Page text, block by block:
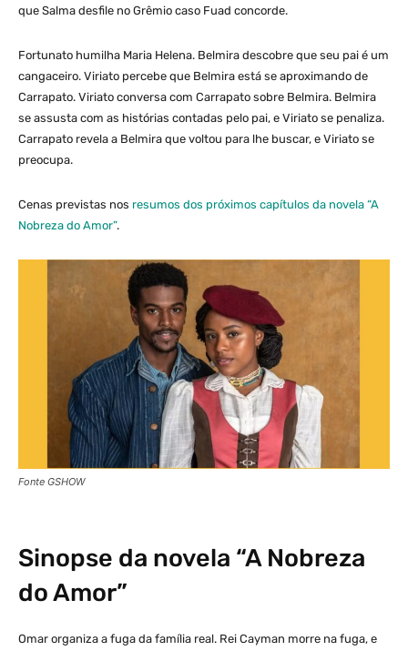
que Salma desfile no Grêmio caso Fuad concorde.
Fortunato humilha Maria Helena. Belmira descobre que seu pai é um
cangaceiro. Viriato percebe que Belmira está se aproximando de
Carrapato. Viriato conversa com Carrapato sobre Belmira. Belmira
se assusta com as histórias contadas pelo pai, e Viriato se penaliza.
Carrapato revela a Belmira que voltou para lhe buscar, e Viriato se
preocupa.
Cenas previstas nos resumos dos próximos capítulos da novela “A
Nobreza do Amor”.
Fonte GSHOW
Sinopse da novela “A Nobreza
do Amor”
Omar organiza a fuga da família real. Rei Cayman morre na fuga, e